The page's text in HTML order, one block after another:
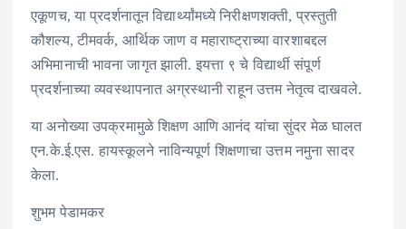
एकूणच, या प्रदर्शनातून विद्यार्थ्यांमध्ये निरीक्षणशक्ती, प्रस्तुती
कौशल्य, टीमवर्क, आर्थिक जाण व महाराष्ट्राच्या वारशाबद्दल
अभिमानाची भावना जागृत झाली. इयत्ता ९ चे विद्यार्थी संपूर्ण
प्रदर्शनाच्या व्यवस्थापनात अग्रस्थानी राहून उत्तम नेतृत्व दाखवले.
या अनोख्या उपक्रमामुळे शिक्षण आणि आनंद यांचा सुंदर मेळ घालत
एन.के.ई.एस. हायस्कूलने नाविन्यपूर्ण शिक्षणाचा उत्तम नमुना सादर
केला.
शुभम पेडामकर